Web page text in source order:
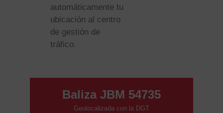
automáticamente tu
ubicación al centro
de gestión de
tráfico.
Baliza JBM 54735
Geolocalizada con la DGT